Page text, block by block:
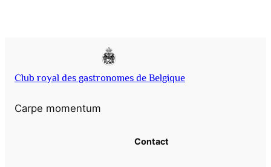
Club royal des gastronomes de Belgique
Carpe momentum
Contact